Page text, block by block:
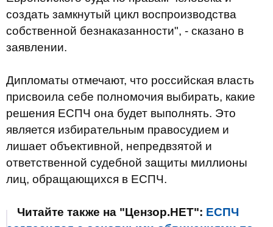
создать замкнутый цикл воспроизводства
собственной безнаказанности", - сказано в
заявлении.
Дипломаты отмечают, что российская власть
присвоила себе полномочия выбирать, какие
решения ЕСПЧ она будет выполнять. Это
является избирательным правосудием и
лишает объективной, непредвзятой и
ответственной судебной защиты миллионы
лиц, обращающихся в ЕСПЧ.
Читайте также на "Цензор.НЕТ": ЕСПЧ